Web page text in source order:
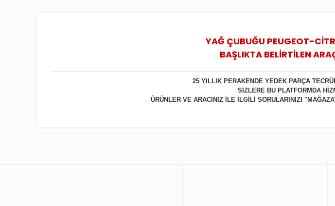
YAĞ ÇUBUĞU PEUGEOT-
BAŞLIKTA BELİRTİLEN
25 YILLIK PERAKENDE YEDEK PARÇA
SİZLERE BU PLATFORMDA
ÜRÜNLER VE ARACINIZ İLE İLGİLİ SORULARINIZI